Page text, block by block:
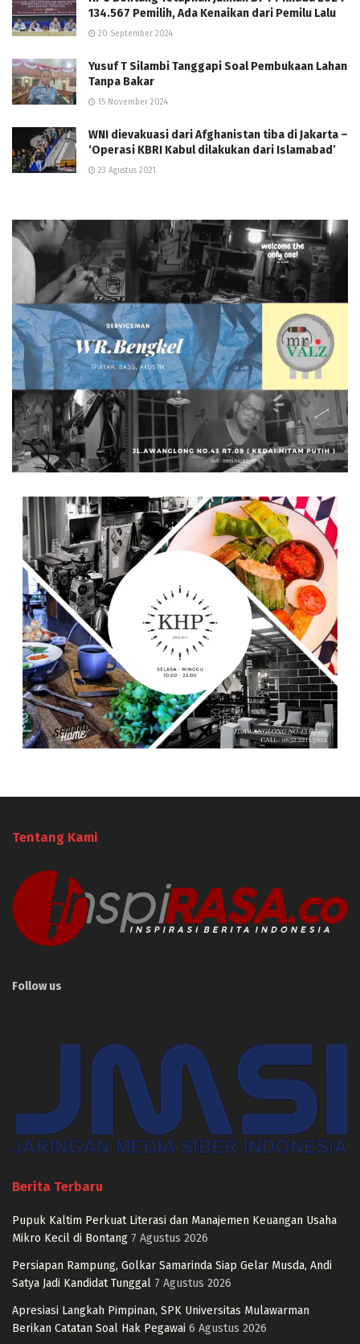
134.567 Pemilih, Ada Kenaikan dari Pemilu Lalu
20 September 2024
Yusuf T Silambi Tanggapi Soal Pembukaan Lahan
Tanpa Bakar
15 November 2024
WNI dievakuasi dari Afghanistan tiba di Jakarta –
‘Operasi KBRI Kabul dilakukan dari Islamabad’
23 Agustus 2021
Tentang Kami
Follow us
Berita Terbaru
Pupuk Kaltim Perkuat Literasi dan Manajemen Keuangan Usaha
Mikro Kecil di Bontang 7 Agustus 2026
Persiapan Rampung, Golkar Samarinda Siap Gelar Musda, Andi
Satya Jadi Kandidat Tunggal 7 Agustus 2026
Apresiasi Langkah Pimpinan, SPK Universitas Mulawarman
Berikan Catatan Soal Hak Pegawai 6 Agustus 2026